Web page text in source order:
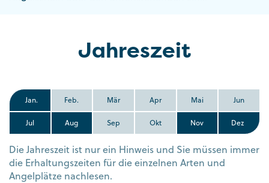
Jahreszeit
Jan. Feb. Mär Apr Mai Jun
Jul Aug Sep Okt Nov Dez
Die Jahreszeit ist nur ein Hinweis und Sie müssen immer
die Erhaltungszeiten für die einzelnen Arten und
Angelplätze nachlesen.